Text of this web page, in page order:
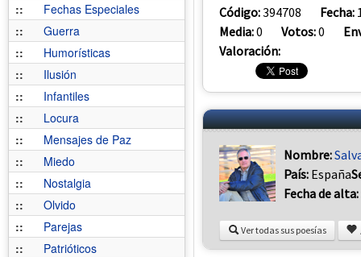
::
Fechas Especiales
::
Guerra
::
Humorísticas
::
Ilusión
::
Infantiles
::
Locura
::
Mensajes de Paz
::
Miedo
::
Nostalgia
::
Olvido
::
Parejas
::
Patrióticos
Código:394708 Fecha:
Media:0 Votos:0
Valoración:
Nombre:
País: España
Fecha de alta:
Ver todas sus poesías